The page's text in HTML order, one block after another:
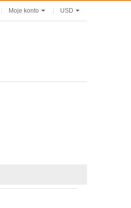
USD
Moje konto